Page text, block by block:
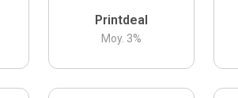
Printdeal
Moy. 3%